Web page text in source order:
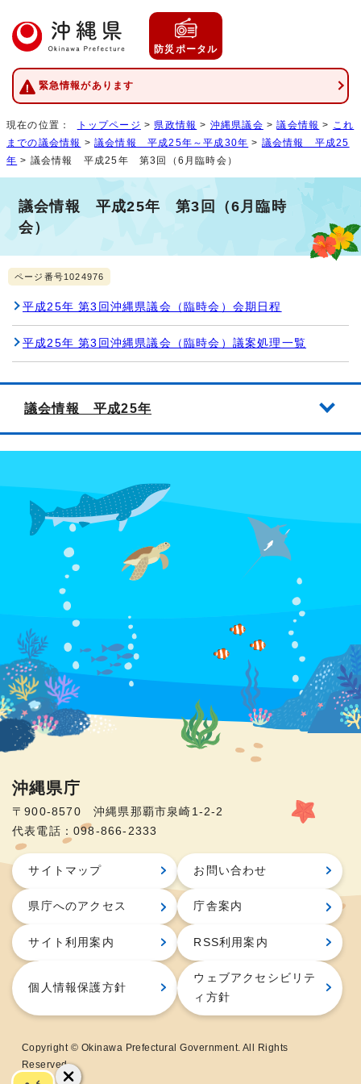
防災ポータル
緊急情報があります
現在の位置： トップページ > 県政情報 > 沖縄県議会 >議会情報 >
これ
までの議会情報 >議会情報 平成25年～平成30年 > 議会情報 平成25
年 > 議会情報 平成25年 第3回（6月臨時会）
議会情報 平成25年 第3回（6月臨時
会）
ページ番号1024976
平成25年 第3回沖縄県議会（臨時会）会期日程
平成25年 第3回沖縄県議会（臨時会）議案処理一覧
議会情報 平成25年
沖縄県庁
〒900-8570 沖縄県那覇市泉崎1-2-2
代表電話：098-866-2333
サイトマップ お問い合わせ
県庁へのアクセス 庁舎案内
サイト利用案内 RSS利用案内
個人情報保護方針
ウェブアクセシビリテ
ィ方針
Copyright © Okinawa Prefectural Government. All Rights
Reserved.